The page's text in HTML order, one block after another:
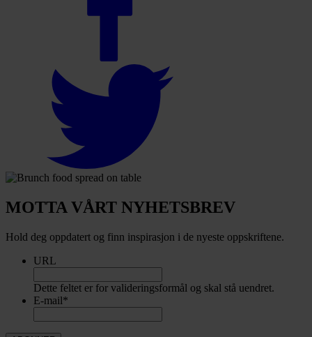
MOTTA VÅRT NYHETSBREV
Hold deg oppdatert og finn inspirasjon i de nyeste oppskriftene.
URL
Dette feltet er for valideringsformål og skal stå uendret.
E-mail*